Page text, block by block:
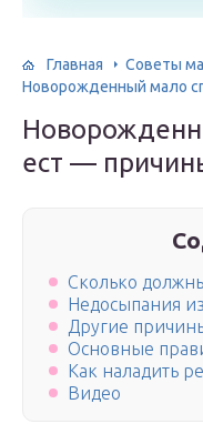
Главная
Советы
Новорожденный мало
ест —
Сколько
Недосыпания
Другие
Основные
Как наладить
Видео